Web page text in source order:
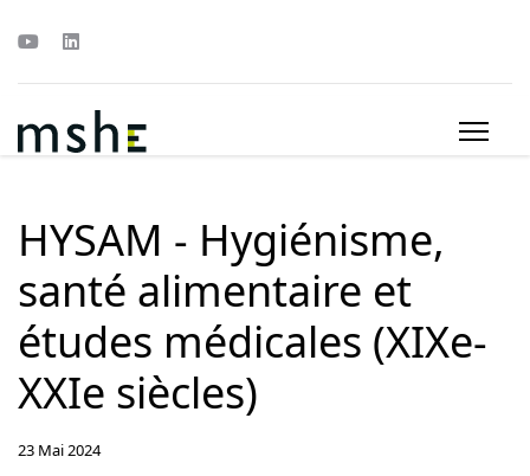
HYSAM - Hygiénisme,
santé alimentaire et
études médicales (XIXe-
XXIe siècles)
23 Mai 2024